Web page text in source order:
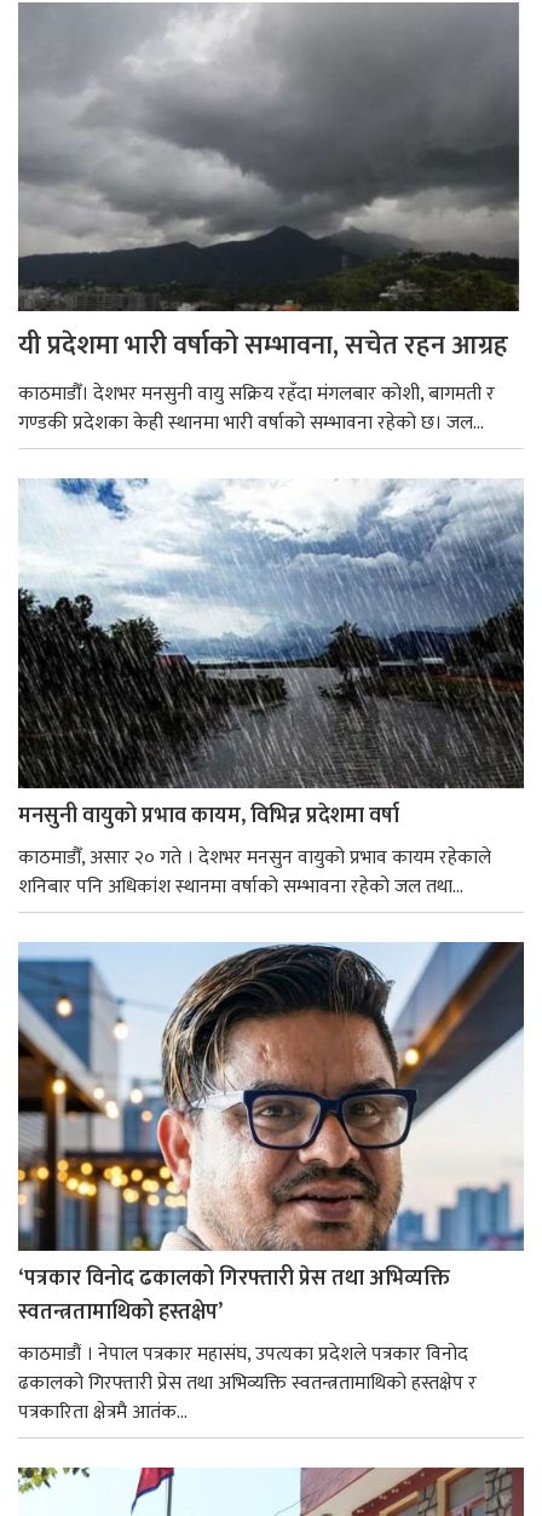
यी प्रदेशमा भारी वर्षाको सम्भावना, सचेत रहन आग्रह
काठमाडौँ। देशभर मनसुनी वायु सक्रिय रहँदा मंगलबार कोशी, बागमती र
गण्डकी प्रदेशका केही स्थानमा भारी वर्षाको सम्भावना रहेको छ। जल...
मनसुनी वायुको प्रभाव कायम, विभिन्न प्रदेशमा वर्षा
काठमाडौँ, असार २० गते । देशभर मनसुन वायुको प्रभाव कायम रहेकाले
शनिबार पनि अधिकांश स्थानमा वर्षाको सम्भावना रहेको जल तथा...
‘पत्रकार विनोद ढकालको गिरफ्तारी प्रेस तथा अभिव्यक्ति
स्वतन्त्रतामाथिको हस्तक्षेप’
काठमाडौं । नेपाल पत्रकार महासंघ, उपत्यका प्रदेशले पत्रकार विनोद
ढकालको गिरफ्तारी प्रेस तथा अभिव्यक्ति स्वतन्त्रतामाथिको हस्तक्षेप र
पत्रकारिता क्षेत्रमै आतंक...